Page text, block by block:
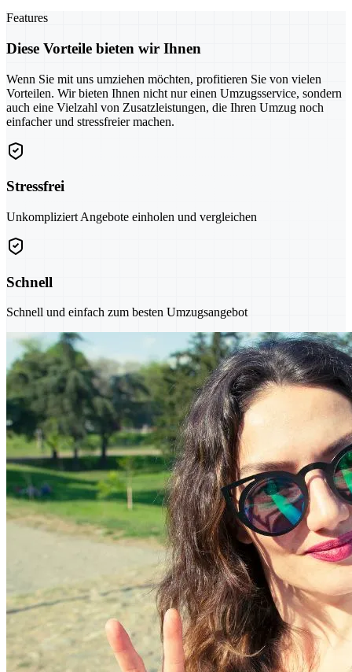
Features
Diese Vorteile bieten wir Ihnen
Wenn Sie mit uns umziehen möchten, profitieren Sie von vielen
Vorteilen. Wir bieten Ihnen nicht nur einen Umzugsservice, sondern
auch eine Vielzahl von Zusatzleistungen, die Ihren Umzug noch
einfacher und stressfreier machen.
Stressfrei
Unkompliziert Angebote einholen und vergleichen
Schnell
Schnell und einfach zum besten Umzugsangebot